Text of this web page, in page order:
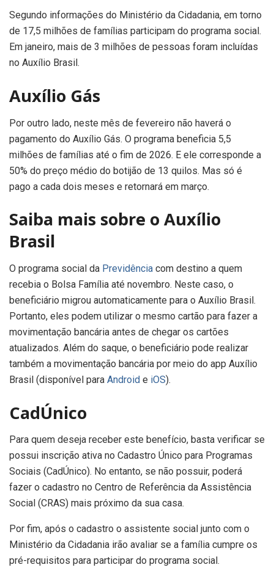
Segundo informações do Ministério da Cidadania, em torno
de 17,5 milhões de famílias participam do programa social.
Em janeiro, mais de 3 milhões de pessoas foram incluídas
no Auxílio Brasil.
Auxílio Gás
Por outro lado, neste mês de fevereiro não haverá o
pagamento do Auxílio Gás. O programa beneficia 5,5
milhões de famílias até o fim de 2026. E ele corresponde a
50% do preço médio do botijão de 13 quilos. Mas só é
pago a cada dois meses e retornará em março.
Saiba mais sobre o Auxílio
Brasil
O programa social da Previdência com destino a quem
recebia o Bolsa Família até novembro. Neste caso, o
beneficiário migrou automaticamente para o Auxílio Brasil.
Portanto, eles podem utilizar o mesmo cartão para fazer a
movimentação bancária antes de chegar os cartões
atualizados. Além do saque, o beneficiário pode realizar
também a movimentação bancária por meio do app Auxílio
Brasil (disponível para Android e iOS).
CadÚnico
Para quem deseja receber este benefício, basta verificar se
possui inscrição ativa no Cadastro Único para Programas
Sociais (CadÚnico). No entanto, se não possuir, poderá
fazer o cadastro no Centro de Referência da Assistência
Social (CRAS) mais próximo da sua casa.
Por fim, após o cadastro o assistente social junto com o
Ministério da Cidadania irão avaliar se a família cumpre os
pré-requisitos para participar do programa social.